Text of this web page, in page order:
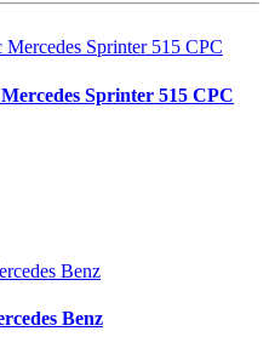
Sprinter 515 CPC
Benz